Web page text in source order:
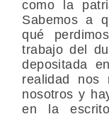
como la
Sabemos a
qué
trabajo del
depositada
realidad nos
nosotros y
en la